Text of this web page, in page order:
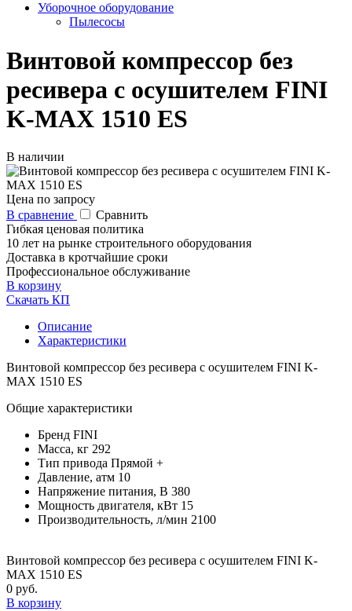
Уборочное оборудование
Пылесосы
Винтовой компрессор без
ресивера с осушителем FINI
K-MAX 1510 ES
В наличии
Цена по запросу
В сравнение
Сравнить
Гибкая ценовая политика
10 лет на рынке строительного оборудования
Доставка в кротчайшие сроки
Профессиональное обслуживание
В корзину
Скачать КП
Описание
Характеристики
Винтовой компрессор без ресивера с осушителем FINI K-
MAX 1510 ES
Общие характеристики
Бренд FINI
Масса, кг 292
Тип привода Прямой +
Давление, атм 10
Напряжение питания, В 380
Мощность двигателя, кВт 15
Производительность, л/мин 2100
Винтовой компрессор без ресивера с осушителем FINI K-
MAX 1510 ES
0 руб.
В корзину